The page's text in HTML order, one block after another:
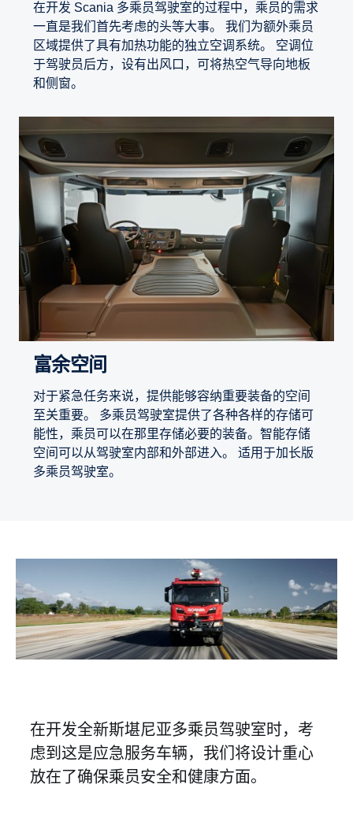
在开发 Scania 多乘员驾驶室的过程中，乘员的需求
一直是我们首先考虑的头等大事。 我们为额外乘员
区域提供了具有加热功能的独立空调系统。 空调位
于驾驶员后方，设有出风口，可将热空气导向地板
和侧窗。
富余空间
对于紧急任务来说，提供能够容纳重要装备的空间
至关重要。 多乘员驾驶室提供了各种各样的存储可
能性，乘员可以在那里存储必要的装备。智能存储
空间可以从驾驶室内部和外部进入。 适用于加长版
多乘员驾驶室。
在开发全新斯堪尼亚多乘员驾驶室时，考
虑到这是应急服务车辆，我们将设计重心
放在了确保乘员安全和健康方面。